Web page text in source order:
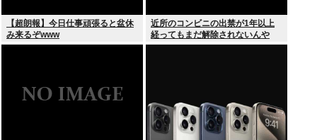
【超朗報】今日仕事頑張ると盆休
み来るぞwww
近所のコンビニの出禁が1年以上
経ってもまだ解除されないんや
が…